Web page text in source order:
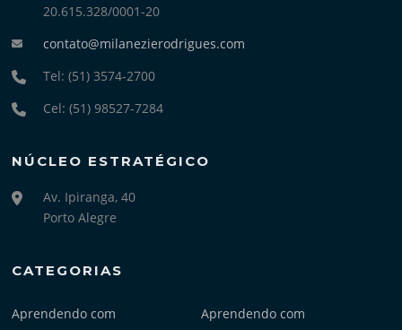
20.615.328/0001-20
contato@milanezierodrigues.com
Tel: (51) 3574-2700
Cel: (51) 98527-7284
NÚCLEO ESTRATÉGICO
Av. Ipiranga, 40
Porto Alegre
CATEGORIAS
Aprendendo com Aprendendo com